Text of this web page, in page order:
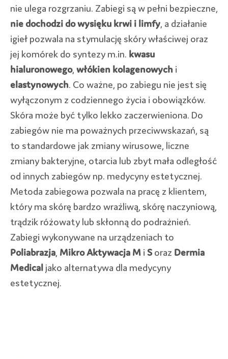
nie ulega rozgrzaniu. Zabiegi są w pełni bezpieczne,
nie dochodzi do wysięku krwi i limfy, a działanie
igieł pozwala na stymulację skóry właściwej oraz
jej komórek do syntezy m.in. kwasu
hialuronowego, włókien kolagenowych i
elastynowych. Co ważne, po zabiegu nie jest się
wyłączonym z codziennego życia i obowiązków.
Skóra może być tylko lekko zaczerwieniona. Do
zabiegów nie ma poważnych przeciwwskazań, są
to standardowe jak zmiany wirusowe, liczne
zmiany bakteryjne, otarcia lub zbyt mała odległość
od innych zabiegów np. medycyny estetycznej.
Metoda zabiegowa pozwala na pracę z klientem,
który ma skórę bardzo wrażliwą, skórę naczyniową,
trądzik różowaty lub skłonną do podrażnień.
Zabiegi wykonywane na urządzeniach to
Poliabrazja, Mikro Aktywacja M i S oraz Dermia
Medical jako alternatywa dla medycyny
estetycznej.